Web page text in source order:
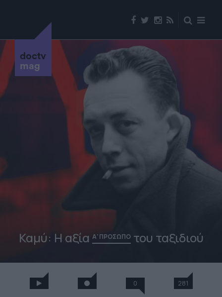
doctv
mag
Καμύ: Η αξία Α' ΠΡΟΣΩΠΟτου ταξιδιού
0 281